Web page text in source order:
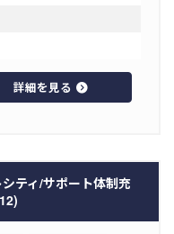
詳細を見る
ティ/サポート体制充